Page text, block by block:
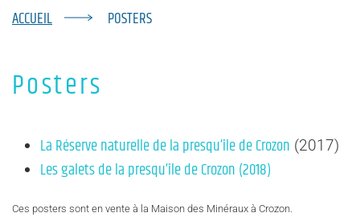
ACCUEIL POSTERS
Posters
La Réserve naturelle de la presqu’île de Crozon (2017)
Les galets de la presqu’île de Crozon (2018)
Ces posters sont en vente à la Maison des Minéraux à Crozon.